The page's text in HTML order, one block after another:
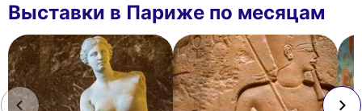
Выставки в Париже по месяцам